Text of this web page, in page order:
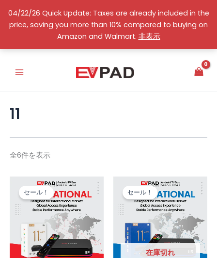
04/22/26 Quick Update: Taxes are already included in the
price, saving you more than 10% compared to buying on
Amazon and Walmart. 非表示
ツ
日本語
カ
ゴ
ー
選
11
全6件を表示
価
高
セール！
元
の
価
格
は
US$289.00
で
し
た。
現
在
は
US$228.99
で
す。
在庫切れ
セール！
元
の
価
格
は
US$239.00
で
し
た。
現
在
の
は
で
す。